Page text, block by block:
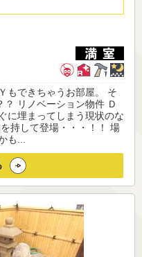
もできちゃうお部屋。 そ
？ リノベーション物件 Ｄ
に埋まってしまう現状のな
持して登場・・・！！ 場
も...